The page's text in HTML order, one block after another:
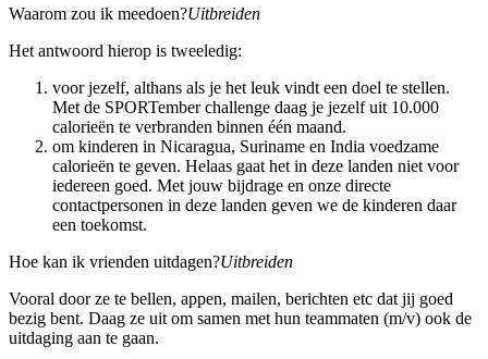
Waarom zou ik meedoen?Uitbreiden
Het antwoord hierop is tweeledig:
voor jezelf, althans als je het leuk vindt een doel te stellen.
Met de SPORTember challenge daag je jezelf uit 10.000
calorieën te verbranden binnen één maand.
om kinderen in Nicaragua, Suriname en India voedzame
calorieën te geven. Helaas gaat het in deze landen niet voor
iedereen goed. Met jouw bijdrage en onze directe
contactpersonen in deze landen geven we de kinderen daar
een toekomst.
Hoe kan ik vrienden uitdagen?Uitbreiden
Vooral door ze te bellen, appen, mailen, berichten etc dat jij goed
bezig bent. Daag ze uit om samen met hun teammaten (m/v) ook de
uitdaging aan te gaan.